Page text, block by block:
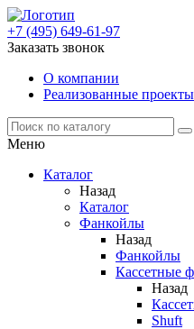
+7 (495) 649-61-97
Заказать звонок
О компании
Реализованные проекты
Меню
Каталог
Назад
Каталог
Фанкойлы
Назад
Фанкойлы
Кассетные
Назад
Shuft